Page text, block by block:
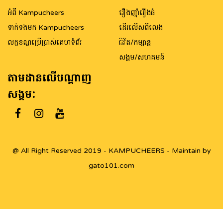
អំពី Kampucheers
ទាក់ទងមក Kampucheers
លក្ខខណ្ឌប្រើប្រាស់គេហទំព័រ
រឿងញ៉ាំរឿងធំ
ដើរលើសពីលេង
ជិវិត/កម្សាន្ត
សង្គម/សហគមន៍
តាមដានលើបណ្តាញ
សង្គម:
@ All Right Reserved 2019 - KAMPUCHEERS - Maintain by
gato101.com